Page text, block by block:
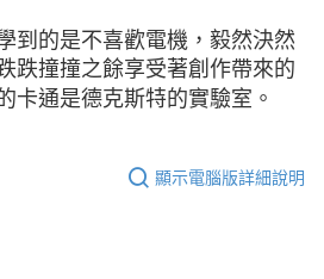
到的是不喜歡電機，毅然決然
跌撞撞之餘享受著創作帶來的
卡通是德克斯特的實驗室。
顯示電腦版詳細說明